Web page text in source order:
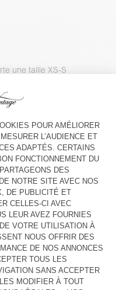
une taille XS-S
12 août et le vendredi 14
EN MAGASIN